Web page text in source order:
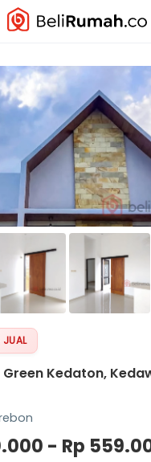
JUAL
Kedaton,
- Rp